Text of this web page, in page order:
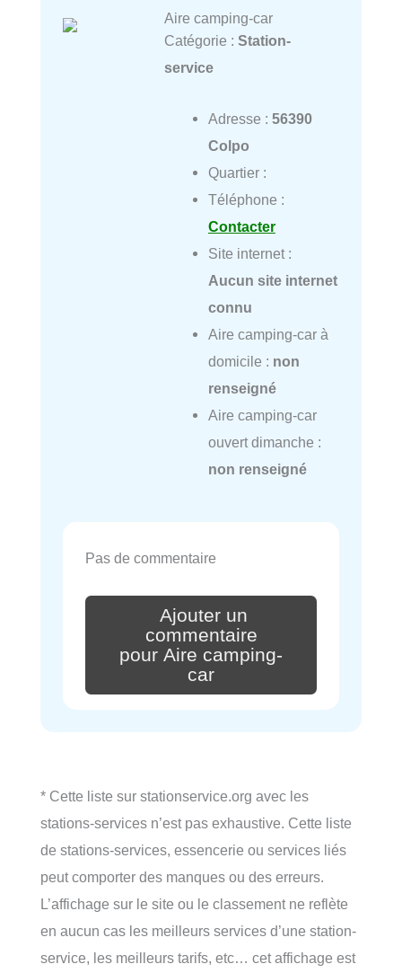
Aire camping-car
Catégorie : Station-
service
Adresse : 56390
Colpo
Quartier :
Téléphone :
Contacter
Site internet :
Aucun site internet
connu
Aire camping-car à
domicile : non
renseigné
Aire camping-car
ouvert dimanche :
non renseigné
Pas de commentaire
Ajouter un
commentaire
pour Aire camping-
car
* Cette liste sur stationservice.org avec les
stations-services n’est pas exhaustive. Cette liste
de stations-services, essencerie ou services liés
peut comporter des manques ou des erreurs.
L’affichage sur le site ou le classement ne reflète
en aucun cas les meilleurs services d’une station-
service, les meilleurs tarifs, etc… cet affichage est